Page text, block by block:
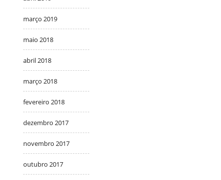
março 2019
maio 2018
abril 2018
março 2018
fevereiro 2018
dezembro 2017
novembro 2017
outubro 2017